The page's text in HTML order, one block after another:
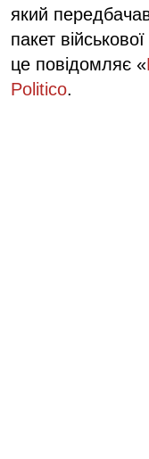
який
пакет
це повідомляє «
Politico.